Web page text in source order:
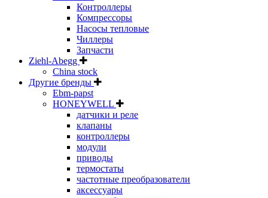
Контроллеры
Компрессоры
Насосы тепловые
Чиллеры
Запчасти
Ziehl-Abegg
China stock
Другие бренды
Ebm-papst
HONEYWELL
датчики и реле
клапаны
контроллеры
модули
приводы
термостаты
частотные преобразователи
аксессуары